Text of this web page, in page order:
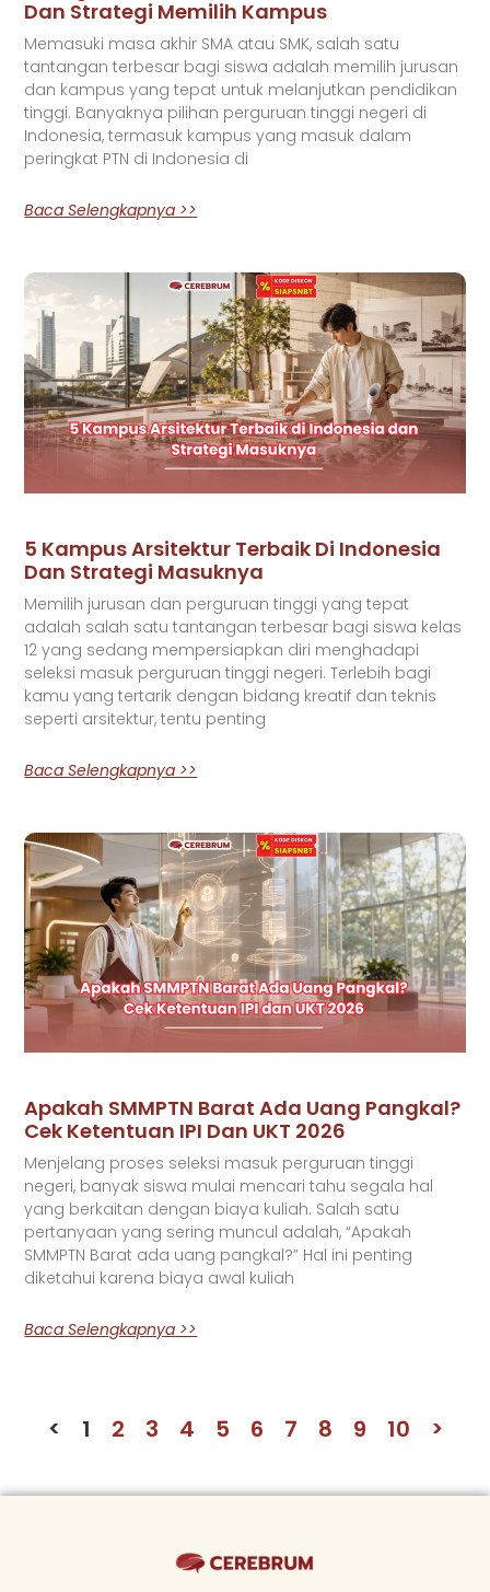
Dan Strategi Memilih Kampus
Memasuki masa akhir SMA atau SMK, salah satu
tantangan terbesar bagi siswa adalah memilih jurusan
dan kampus yang tepat untuk melanjutkan pendidikan
tinggi. Banyaknya pilihan perguruan tinggi negeri di
Indonesia, termasuk kampus yang masuk dalam
peringkat PTN di Indonesia di
Baca Selengkapnya >>
5 Kampus Arsitektur Terbaik Di Indonesia
Dan Strategi Masuknya
Memilih jurusan dan perguruan tinggi yang tepat
adalah salah satu tantangan terbesar bagi siswa kelas
12 yang sedang mempersiapkan diri menghadapi
seleksi masuk perguruan tinggi negeri. Terlebih bagi
kamu yang tertarik dengan bidang kreatif dan teknis
seperti arsitektur, tentu penting
Baca Selengkapnya >>
Apakah SMMPTN Barat Ada Uang Pangkal?
Cek Ketentuan IPI Dan UKT 2026
Menjelang proses seleksi masuk perguruan tinggi
negeri, banyak siswa mulai mencari tahu segala hal
yang berkaitan dengan biaya kuliah. Salah satu
pertanyaan yang sering muncul adalah, “Apakah
SMMPTN Barat ada uang pangkal?” Hal ini penting
diketahui karena biaya awal kuliah
Baca Selengkapnya >>
< 1 2 3 4 5 6 7 8 9 10 >